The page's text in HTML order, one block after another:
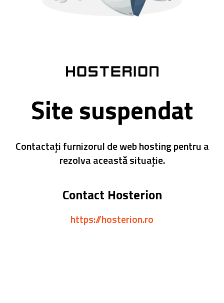
Site suspendat
Contactați furnizorul de web hosting pentru a
rezolva această situație.
Contact Hosterion
https://hosterion.ro